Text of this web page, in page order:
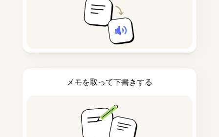
メモを取って下書きする